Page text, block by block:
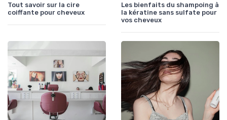
Tout savoir sur la cire
coiffante pour cheveux
Les bienfaits du shampoing à
la kératine sans sulfate pour
vos cheveux